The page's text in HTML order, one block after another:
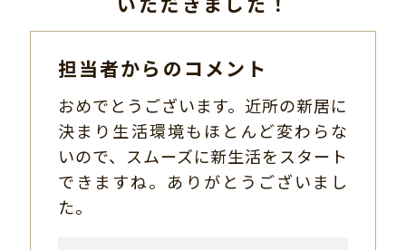
担当者からのコメント
おめでとうございます。近所の新居に
決まり生活環境もほとんど変わらな
いので、スムーズに新生活をスタート
できますね。ありがとうございまし
た。